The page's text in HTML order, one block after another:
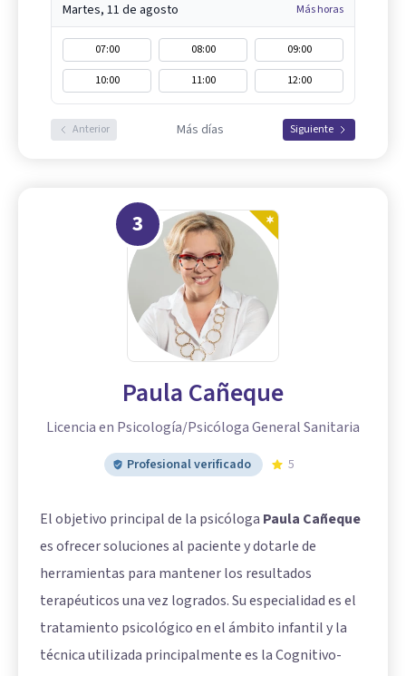
Martes, 11 de agosto Más horas
07:00 08:00
09:00
10:00
11:00 12:00
Anterior Más días Siguiente
3
Paula Cañeque
Licencia en Psicología/Psicóloga General Sanitaria
Profesional verificado 5
El objetivo principal de la psicóloga Paula Cañeque
es ofrecer soluciones al paciente y dotarle de
herramientas para mantener los resultados
terapéuticos una vez logrados. Su especialidad es el
tratamiento psicológico en el ámbito infantil y la
técnica utilizada principalmente es la Cognitivo-